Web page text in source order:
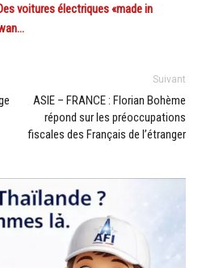
voitures électriques «made in
Suivant
ASIE – FRANCE : Florian Bohème
répond sur les préoccupations
fiscales des Français de l’étranger